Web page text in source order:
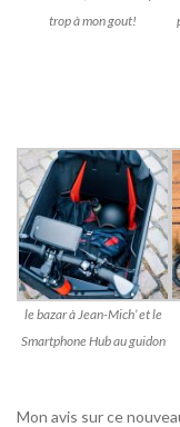
trop à mon gout!
le bazar à Jean-Mich’ et le
Smartphone Hub au guidon
Mon avis sur ce